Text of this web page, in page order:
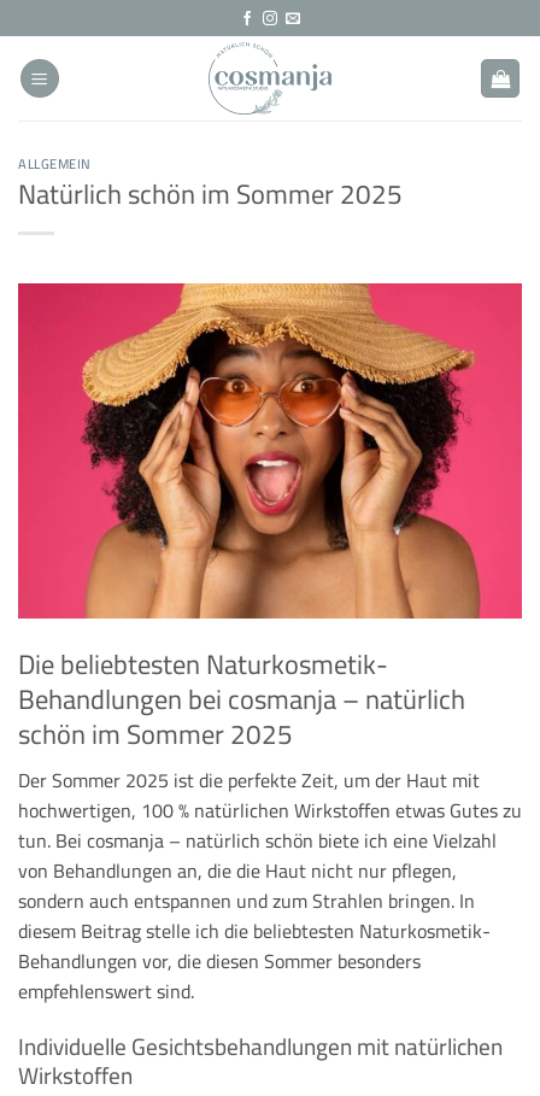
Inhalt
springen
ALLGEMEIN
Natürlich schön im Sommer 2025
Die beliebtesten Naturkosmetik-
Behandlungen bei cosmanja – natürlich
schön im Sommer 2025
Der Sommer 2025 ist die perfekte Zeit, um der Haut mit
hochwertigen, 100 % natürlichen Wirkstoffen etwas Gutes zu
tun. Bei cosmanja – natürlich schön biete ich eine Vielzahl
von Behandlungen an, die die Haut nicht nur pflegen,
sondern auch entspannen und zum Strahlen bringen. In
diesem Beitrag stelle ich die beliebtesten Naturkosmetik-
Behandlungen vor, die diesen Sommer besonders
empfehlenswert sind.
Individuelle Gesichtsbehandlungen mit natürlichen
Wirkstoffen